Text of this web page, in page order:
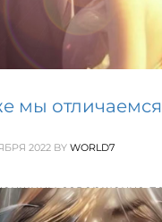
мы
2022 BY WORLD7
совершенно
самые, казалось бы,